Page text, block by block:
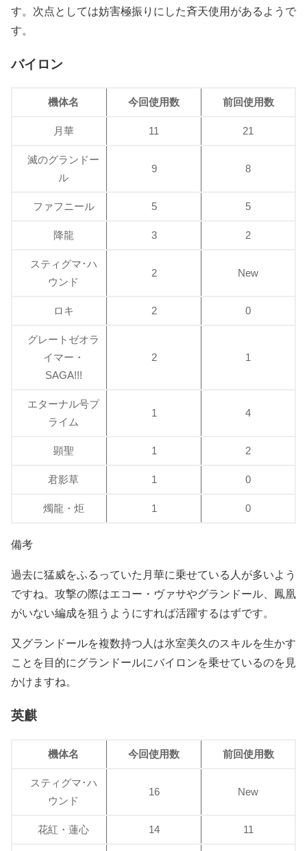
す。次点としては妨害極振りにした斉天使用があるようで
す。
バイロン
機体名 今回使用数 前回使用数
月華 11 21
滅のグランドー
ル
9 8
ファフニール 5 5
降龍 3 2
スティグマ･ハ
ウンド
2 New
ロキ 2 0
グレートゼオラ
イマー・
SAGA!!!
2 1
エターナル号プ
ライム
1 4
顕聖 1 2
君影草 1 0
燭龍・炬 1 0
備考
過去に猛威をふるっていた月華に乗せている人が多いよう
ですね。攻撃の際はエコー・ヴァサやグランドール、鳳凰
がいない編成を狙うようにすれば活躍するはずです。
又グランドールを複数持つ人は氷室美久のスキルを生かす
ことを目的にグランドールにバイロンを乗せているのを見
かけますね。
英麒
機体名 今回使用数 前回使用数
スティグマ･ハ
ウンド
16 New
花紅・蓮心 14 11